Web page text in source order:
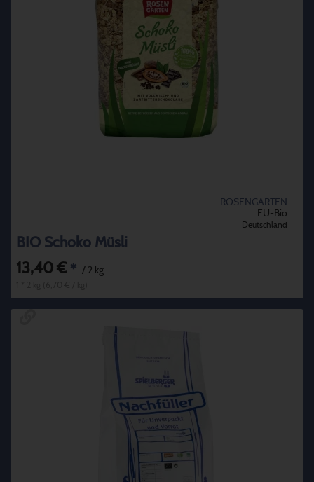
ROSENGARTEN
EU-Bio
Deutschland
BIO Schoko Müsli
13,40 € * / 2 kg